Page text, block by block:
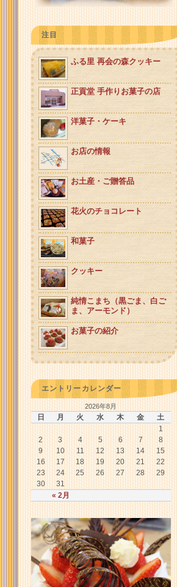
注目
ふる里 再会の森クッキー
正貢堂 手作りお菓子の店
洋菓子・ケーキ
お店の情報
お土産・ご贈答品
花火のチョコレート
和菓子
クッキー
純情こまち（黒ごま、白ご
ま、アーモンド）
お菓子の紹介
エントリーカレンダー
2026年8月
日 月 火 水 木 金 土
« 2月
1
2
3 4 5 6 7
8
9
10 11 12 13 14
15
16
17 18 19 20 21
22
23
24 25 26 27 28
29
30
31